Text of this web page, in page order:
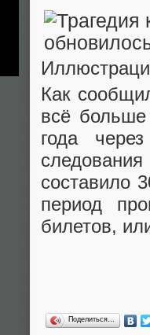
Как
всё
года
составило
период
билетов,
Поделиться…